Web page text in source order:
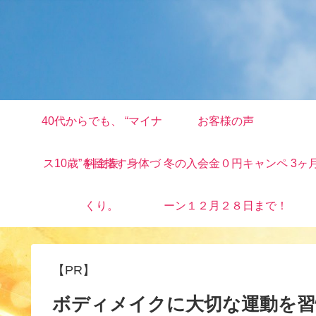
40代からでも、 “マイナ
ス10歳”を目指す身体づ
くり。
お客様の声
料金表 冬の入会金０円キャンペ
ーン１２月２８日まで！
3ヶ
【PR】
ボディメイクに大切な運動を